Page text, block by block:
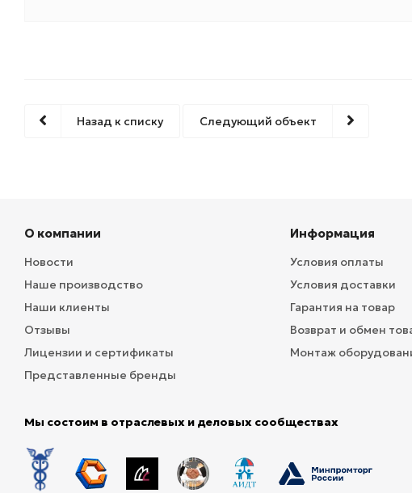
Назад к списку Следующий объект
О компании
Новости
Наше производство
Наши клиенты
Отзывы
Лицензии и сертификаты
Представленные бренды
Информация
Условия оплаты
Условия доставки
Гарантия на товар
Возврат и обмен
Монтаж
Мы состоим в отраслевых и деловых сообществах